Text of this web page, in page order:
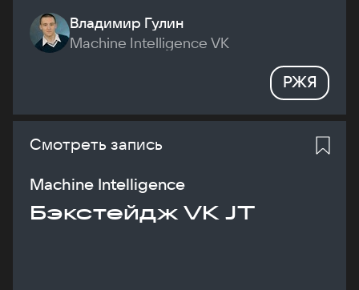
Владимир Гулин
Machine Intelligence VK
РЖЯ
Смотреть запись
Machine Intelligence
Бэкстейдж VK JT